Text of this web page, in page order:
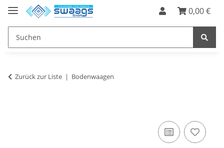
0,00 €
Zurück zur Liste Bodenwaagen